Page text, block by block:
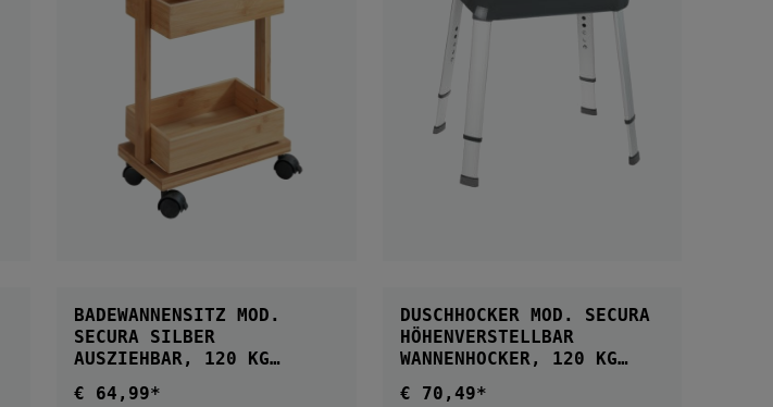
BADEWANNENSITZ MOD.
SECURA SILBER
AUSZIEHBAR, 120 KG
Regulärer Preis:
€ 64,99*
DUSCHHOCKER MOD. SECURA
HÖHENVERSTELLBAR
WANNENHOCKER, 120 KG
Regulärer Preis:
€ 70,49*